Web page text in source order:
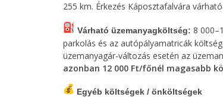
255 km. Érkezés Káposztafalvára
Várható üzemanyagköltség: 8
parkolás és az autópályamatricák
üzemanyagár-változás esetén az
azonban 12 000 Ft/főnél magasabb
Egyéb költségek / önköltségek